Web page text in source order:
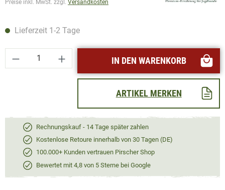
Preise inkl. MwSt. zzgl. Versandkosten
Lieferzeit 1-2 Tage
Produkt Anzahl: Gib den gewünschten
IN DEN WARENKORB
ARTIKEL MERKEN
Rechnungskauf - 14 Tage später zahlen
Kostenlose Retoure innerhalb von 30 Tagen (DE)
100.000+ Kunden vertrauen Pirscher Shop
Bewertet mit 4,8 von 5 Sterne bei Google